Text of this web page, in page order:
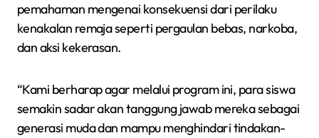
pemahaman mengenai konsekuensi dari perilaku
kenakalan remaja seperti pergaulan bebas, narkoba,
dan aksi kekerasan.
“Kami berharap agar melalui program ini, para siswa
semakin sadar akan tanggung jawab mereka sebagai
generasi muda dan mampu menghindari tindakan-